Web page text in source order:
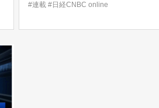
#連載 #日経CNBC online